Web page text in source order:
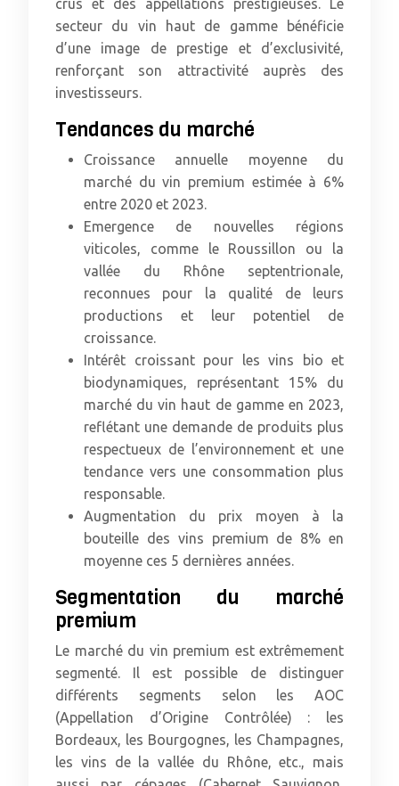
crus et des appellations prestigieuses. Le
secteur du vin haut de gamme bénéficie
d’une image de prestige et d’exclusivité,
renforçant son attractivité auprès des
investisseurs.
Tendances du marché
Croissance annuelle moyenne du
marché du vin premium estimée à 6%
entre 2020 et 2023.
Emergence de nouvelles régions
viticoles, comme le Roussillon ou la
vallée du Rhône septentrionale,
reconnues pour la qualité de leurs
productions et leur potentiel de
croissance.
Intérêt croissant pour les vins bio et
biodynamiques, représentant 15% du
marché du vin haut de gamme en 2023,
reflétant une demande de produits plus
respectueux de l’environnement et une
tendance vers une consommation plus
responsable.
Augmentation du prix moyen à la
bouteille des vins premium de 8% en
moyenne ces 5 dernières années.
Segmentation du marché
premium
Le marché du vin premium est extrêmement
segmenté. Il est possible de distinguer
différents segments selon les AOC
(Appellation d’Origine Contrôlée) : les
Bordeaux, les Bourgognes, les Champagnes,
les vins de la vallée du Rhône, etc., mais